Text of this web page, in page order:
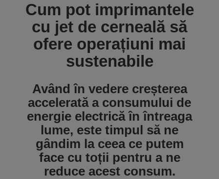
Cum pot imprimantele
cu jet de cerneală să
ofere operațiuni mai
sustenabile
Având în vedere creșterea
accelerată a consumului de
energie electrică în întreaga
lume, este timpul să ne
gândim la ceea ce putem
face cu toții pentru a ne
reduce acest consum.